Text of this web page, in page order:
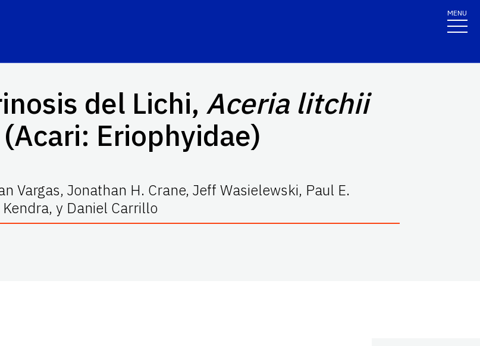
MENU
del Lichi, Aceria litchii
Eriophyidae)
Vargas, Jonathan H. Crane, Jeff Wasielewski, Paul E.
Kendra, y Daniel Carrillo